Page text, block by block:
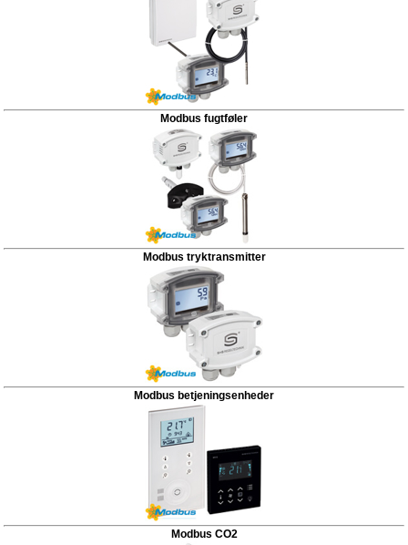
Modbus fugtføler
Modbus tryktransmitter
Modbus betjeningsenheder
Modbus CO2